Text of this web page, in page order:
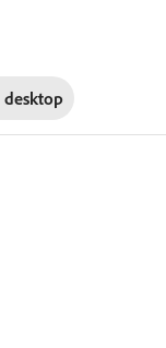
desktop